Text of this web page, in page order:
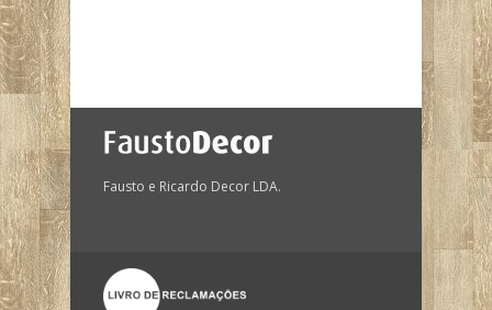
Fausto e Ricardo Decor LDA.